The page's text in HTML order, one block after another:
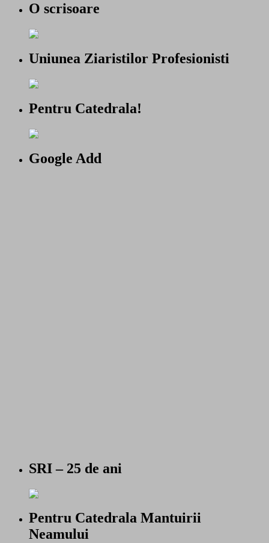
O scrisoare
Uniunea Ziaristilor Profesionisti
Pentru Catedrala!
Google Add
SRI – 25 de ani
Pentru Catedrala Mantuirii
Neamului